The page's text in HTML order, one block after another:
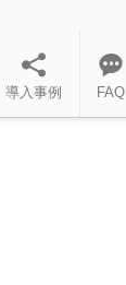
導入事例 FAQ